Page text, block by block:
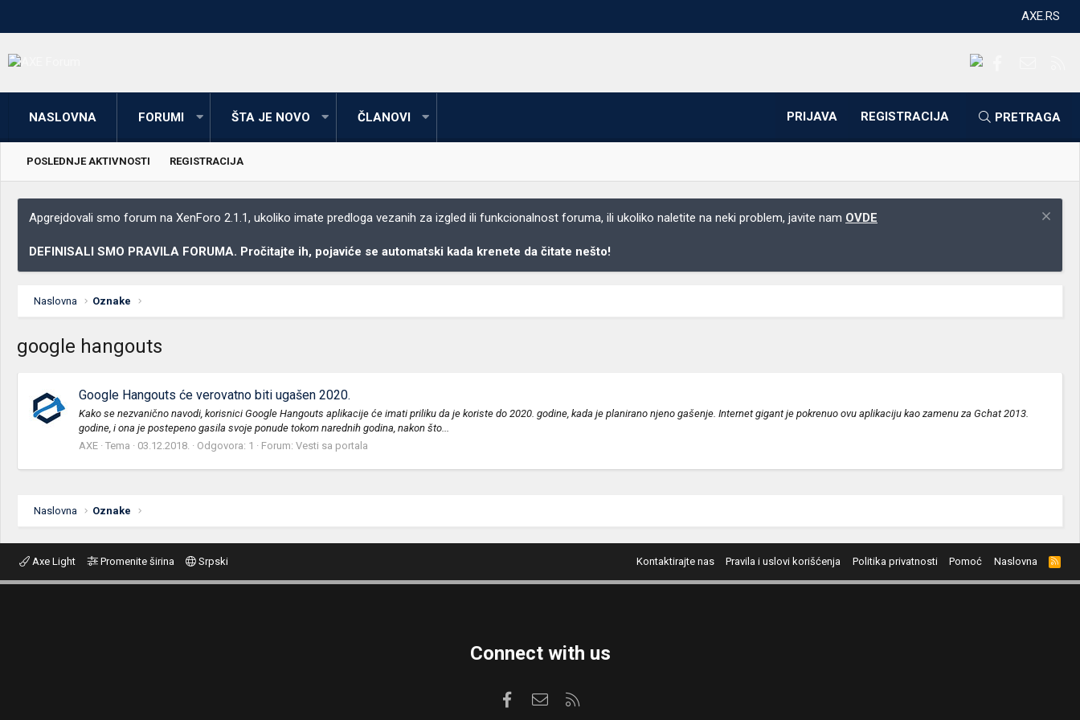
AXE.RS
NASLOVNA FORUMI ŠTA JE NOVO ČLANOVI PRIJAVA REGISTRACIJA PRETRAGA
POSLEDNJE AKTIVNOSTI REGISTRACIJA
Apgrejdovali smo forum na XenForo 2.1.1, ukoliko imate predloga vezanih za izgled ili funkcionalnost foruma, ili ukoliko naletite na neki problem, javite nam OVDE
DEFINISALI SMO PRAVILA FORUMA. Pročitajte ih, pojaviće se automatski kada krenete da čitate nešto!
Naslovna Oznake
google hangouts
Google Hangouts će verovatno biti ugašen 2020.
Kako se nezvanično navodi, korisnici Google Hangouts aplikacije će imati priliku da je koriste do 2020. godine, kada je planirano njeno gašenje. Internet gigant je pokrenuo ovu aplikaciju kao zamenu za Gchat 2013.
godine, i ona je postepeno gasila svoje ponude tokom narednih godina, nakon što...
AXE Tema 03.12.2018. Odgovora: 1 Forum: Vesti sa portala
Naslovna Oznake
Axe Light Promenite širina Srpski Kontaktirajte nas Pravila i uslovi korišćenja Politika privatnosti Pomoć Naslovna
R
S
S
Connect with us
FacebookKontaktirajte nas